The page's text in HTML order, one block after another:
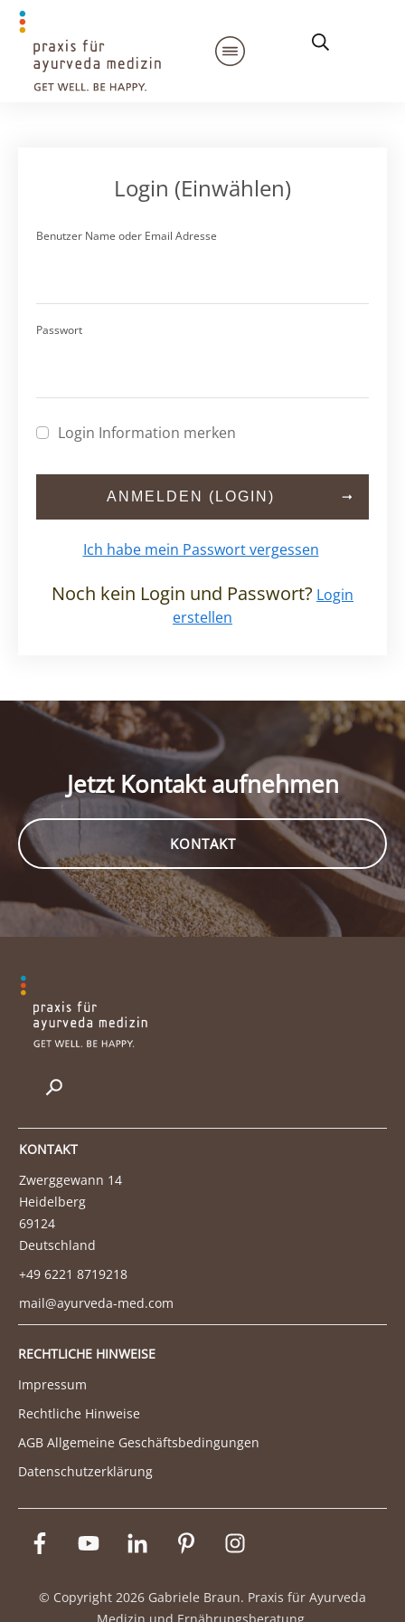
Login (Einwählen)
Benutzer Name oder Email Adresse
Passwort
Login Information merken
ANMELDEN (LOGIN)
Ich habe mein Passwort vergessen
Noch kein Login und Passwort? Login
erstellen
Jetzt Kontakt aufnehmen
KONTAKT
KONTAKT
Zwerggewann 14
Heidelberg
69124
Deutschland
+49 6221 8719218
mail@ayurveda-med.com
RECHTLICHE HINWEISE
Impressum
Rechtliche Hinweise
AGB Allgemeine Geschäftsbedingungen
Datenschutzerklärung
© Copyright 2026 Gabriele Braun. Praxis für Ayurveda